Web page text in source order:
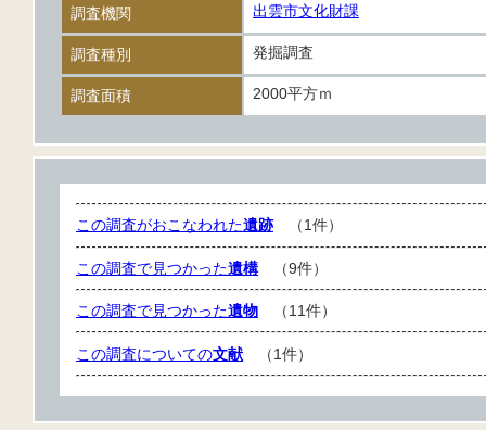
調査機関 出雲市文化財課
調査種別 発掘調査
調査面積 2000平方ｍ
この調査がおこなわれた遺跡（1件）
この調査で見つかった遺構（9件）
この調査で見つかった遺物 （11件）
この調査についての文献 （1件）